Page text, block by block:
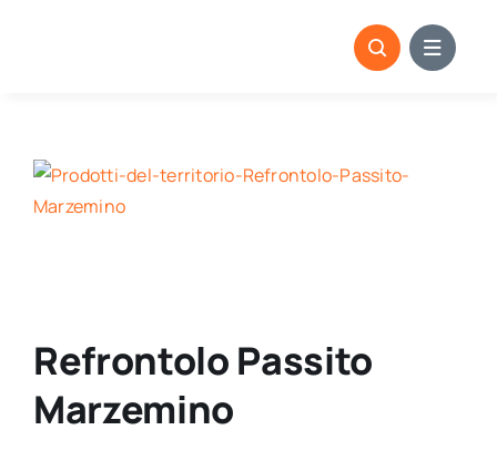
View
Larger
Refrontolo Passito
Marzemino